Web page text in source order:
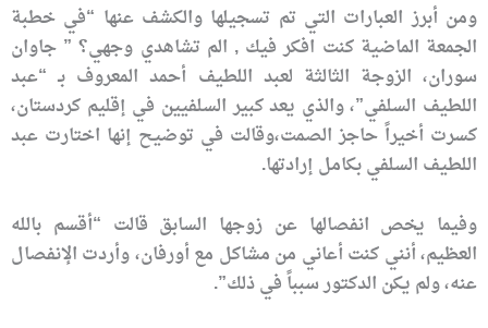
ومن أبرز العبارات التي تم تسجيلها والكشف عنها “في خطبة
الجمعة الماضية كنت افكر فيك , الم تشاهدي وجهي؟ ” جاوان
سوران، الزوجة الثالثة لعبد اللطيف أحمد المعروف بـ “عبد
اللطيف السلفي”، والذي يعد كبير السلفيين في إقليم كردستان،
كسرت أخيراً حاجز الصمت،وقالت في توضيح إنها اختارت عبد
اللطيف السلفي بكامل إرادتها.
وفيما يخص انفصالها عن زوجها السابق قالت “أقسم بالله
العظيم، أنني كنت أعاني من مشاكل مع أورفان، وأردت الإنفصال
عنه، ولم يكن الدكتور سبباً في ذلك”.